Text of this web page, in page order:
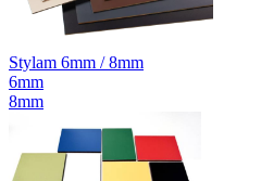
Stylam 6mm / 8mm
6mm
8mm